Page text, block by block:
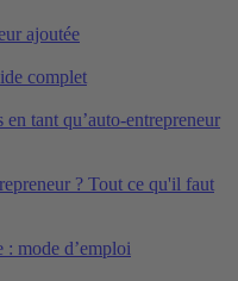
ajoutée
complet
tant qu’auto-entrepreneur
? Tout ce qu'il faut
: mode d’emploi